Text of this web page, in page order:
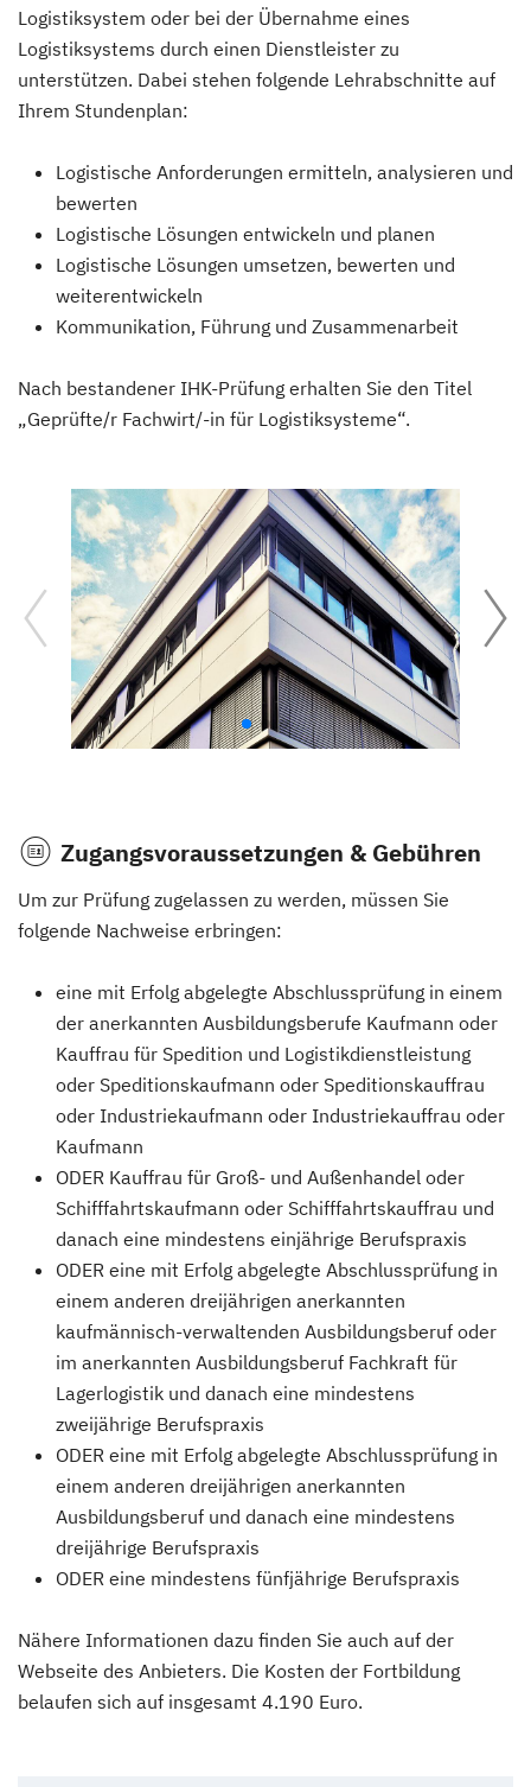
Logistiksystem oder bei der Übernahme eines
Logistiksystems durch einen Dienstleister zu
unterstützen. Dabei stehen folgende Lehrabschnitte auf
Ihrem Stundenplan:
Logistische Anforderungen ermitteln, analysieren und
bewerten
Logistische Lösungen entwickeln und planen
Logistische Lösungen umsetzen, bewerten und
weiterentwickeln
Kommunikation, Führung und Zusammenarbeit
Nach bestandener IHK-Prüfung erhalten Sie den Titel
„Geprüfte/r Fachwirt/-in für Logistiksysteme“.
Zugangsvoraussetzungen & Gebühren
Um zur Prüfung zugelassen zu werden, müssen Sie
folgende Nachweise erbringen:
eine mit Erfolg abgelegte Abschlussprüfung in einem
der anerkannten Ausbildungsberufe Kaufmann oder
Kauffrau für Spedition und Logistikdienstleistung
oder Speditionskaufmann oder Speditionskauffrau
oder Industriekaufmann oder Industriekauffrau oder
Kaufmann
ODER Kauffrau für Groß- und Außenhandel oder
Schifffahrtskaufmann oder Schifffahrtskauffrau und
danach eine mindestens einjährige Berufspraxis
ODER eine mit Erfolg abgelegte Abschlussprüfung in
einem anderen dreijährigen anerkannten
kaufmännisch-verwaltenden Ausbildungsberuf oder
im anerkannten Ausbildungsberuf Fachkraft für
Lagerlogistik und danach eine mindestens
zweijährige Berufspraxis
ODER eine mit Erfolg abgelegte Abschlussprüfung in
einem anderen dreijährigen anerkannten
Ausbildungsberuf und danach eine mindestens
dreijährige Berufspraxis
ODER eine mindestens fünfjährige Berufspraxis
Nähere Informationen dazu finden Sie auch auf der
Webseite des Anbieters. Die Kosten der Fortbildung
belaufen sich auf insgesamt 4.190 Euro.